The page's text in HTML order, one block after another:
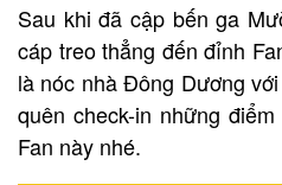
Sau khi đã cập bến ga
cáp treo thẳng đến đỉnh
là nóc nhà Đông Dương
quên check-in những
Fan này nhé.